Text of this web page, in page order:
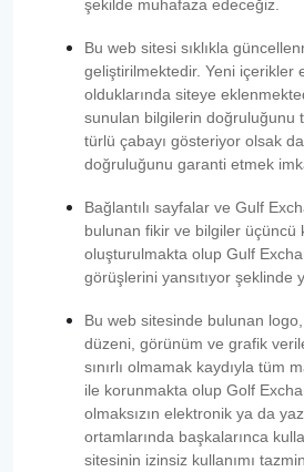
şekilde muhafaza edeceğiz.
Bu web sitesi sıklıkla
geliştirilmektedir. Yeni içerikler
olduklarında siteye
sunulan bilgilerin doğruluğunu
türlü çabayı gösteriyor olsak
doğruluğunu garanti etmek
Bağlantılı sayfalar ve Gulf
bulunan fikir ve bilgiler üçüncü
oluşturulmakta olup Gulf
görüşlerini yansıtıyor şeklinde
Bu web sitesinde bulunan
düzeni, görünüm ve grafik
sınırlı olmamak kaydıyla tüm
ile korunmakta olup Golf
olmaksızın elektronik ya da
ortamlarında başkalarınca
sitesinin izinsiz kullanımı